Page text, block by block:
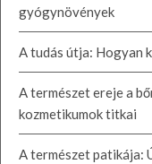
gyógynövények
A tudás útja: Hogyan
A természet ereje a
kozmetikumok titkai
A természet patikája: